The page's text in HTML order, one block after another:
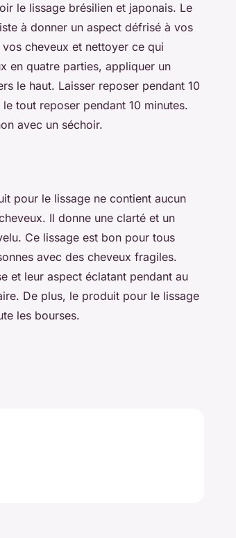
le lissage brésilien et japonais. Le
à donner un aspect défrisé à vos
cheveux et nettoyer ce qui
en quatre parties, appliquer un
le haut. Laisser reposer pendant 10
tout reposer pendant 10 minutes.
avec un séchoir.
pour le lissage ne contient aucun
Il donne une clarté et un
Ce lissage est bon pour tous
avec des cheveux fragiles.
et leur aspect éclatant pendant au
De plus, le produit pour le lissage
les bourses.